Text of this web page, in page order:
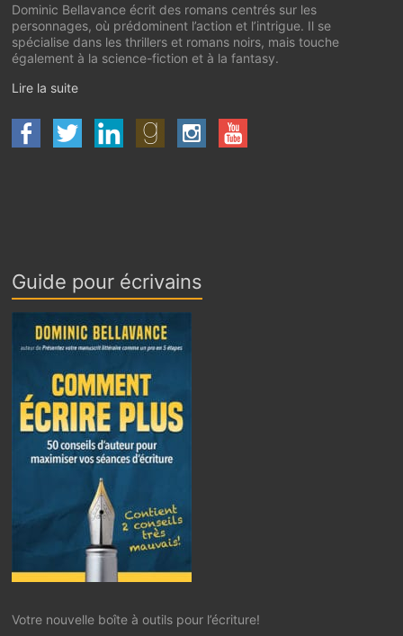
Dominic Bellavance écrit des romans centrés sur les
personnages, où prédominent l’action et l’intrigue. Il se
spécialise dans les thrillers et romans noirs, mais touche
également à la science-fiction et à la fantasy.
Lire la suite
Guide pour écrivains
Votre nouvelle boîte à outils pour l’écriture!